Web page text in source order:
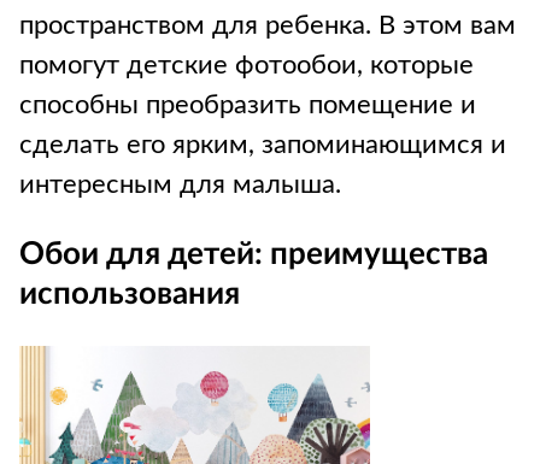
пространством для ребенка. В этом вам
помогут детские фотообои, которые
способны преобразить помещение и
сделать его ярким, запоминающимся и
интересным для малыша.
Обои для детей: преимущества
использования